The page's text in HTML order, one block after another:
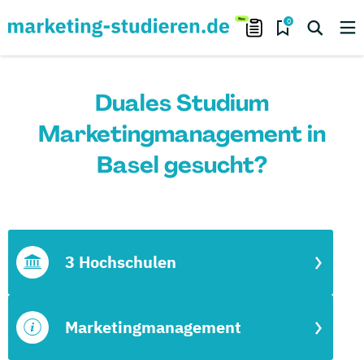
0
Duales Studium
Marketingmanagement in
Basel gesucht?
Marketingmanagement
3 Hochschulen